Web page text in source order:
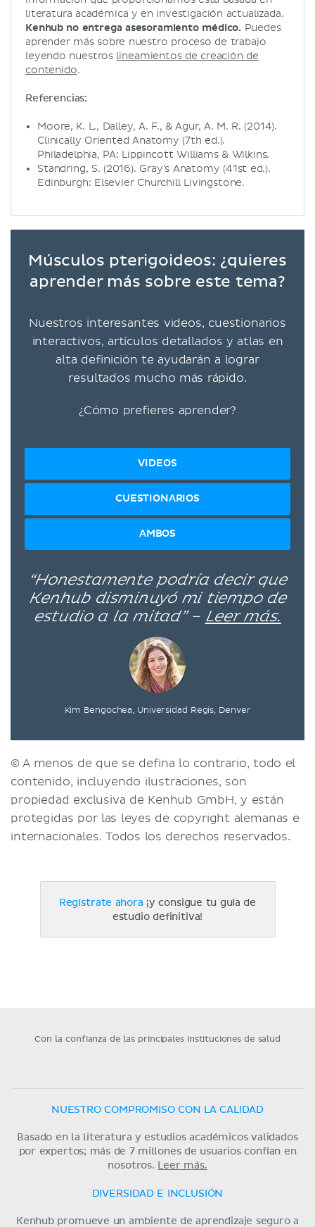
literatura académica y en investigación actualizada.
Kenhub no entrega asesoramiento médico. Puedes
aprender más sobre nuestro proceso de trabajo
leyendo nuestros lineamientos de creación de
contenido.
Referencias:
Moore, K. L., Dalley, A. F., & Agur, A. M. R. (2014).
Clinically Oriented Anatomy (7th ed.).
Philadelphia, PA: Lippincott Williams & Wilkins.
Standring, S. (2016). Gray's Anatomy (41st ed.).
Edinburgh: Elsevier Churchill Livingstone.
Músculos pterigoideos: ¿quieres
aprender más sobre este tema?
Nuestros interesantes videos, cuestionarios
interactivos, artículos detallados y atlas en
alta definición te ayudarán a lograr
resultados mucho más rápido.
¿Cómo prefieres aprender?
VIDEOS
CUESTIONARIOS
AMBOS
“Honestamente podría decir que
Kenhub disminuyó mi tiempo de
estudio a la mitad” – Leer más.
Kim Bengochea, Universidad Regis, Denver
© A menos de que se defina lo contrario, todo el
contenido, incluyendo ilustraciones, son
propiedad exclusiva de Kenhub GmbH, y están
protegidas por las leyes de copyright alemanas e
internacionales. Todos los derechos reservados.
Regístrate ahora ¡y consigue tu guía de
estudio definitiva!
Con la confianza de las principales instituciones de salud
NUESTRO COMPROMISO CON LA CALIDAD
Basado en la literatura y estudios académicos validados
por expertos; más de 7 millones de usuarios confían en
nosotros.
Leer más.
DIVERSIDAD E INCLUSIÓN
Kenhub promueve un ambiente de aprendizaje seguro a